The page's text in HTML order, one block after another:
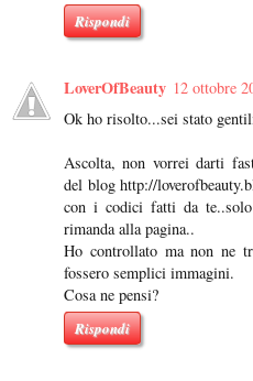
Rispondi
LoverOfBeauty 12 ottobre
Ok ho risolto...sei stato
Ascolta, non vorrei darti
del blog http://
con i codici fatti da
rimanda alla pagina..
Ho controllato ma non ne
fossero semplici immagini.
Cosa ne pensi?
Rispondi